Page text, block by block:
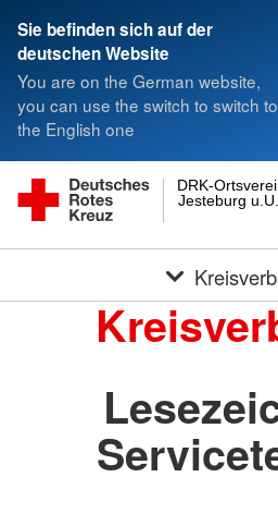
Sie befinden sich auf der
deutschen Website
You are on the German website,
you can use the switch to switch to
the English one
Jesteburg
DRK-